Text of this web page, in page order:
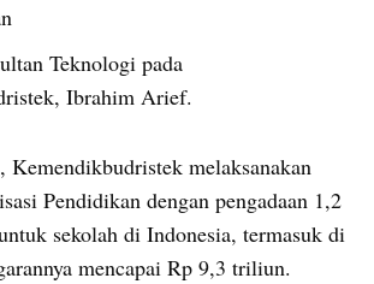
Teknologi pada
Ibrahim Arief.
Kemendikbudristek melaksanakan
Pendidikan dengan pengadaan 1,2
sekolah di Indonesia, termasuk di
mencapai Rp 9,3 triliun.